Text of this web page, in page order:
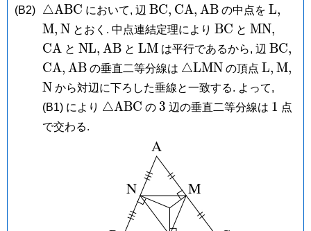
(B2)
\triangle\mathrm{ABC}
△ABC において, 辺 \mathrm{BC},
BC, \mathrm{CA},
CA, \mathrm{AB}
AB の中点を
L,
L,
M, \mathrm
N
N とおく. 中点連結定理により \mathrm{BC}
BC と MN,
CA と \mathrm{NL},
NL, \mathrm{AB}
AB と \mathrm{LM}
LM は平行であるから, 辺 BC,
CA, \mathrm{AB}
AB の垂直二等分線は △LMN の頂点
L,
L, M,
N から対辺に下ろした垂線と一致する. よって,
(B1) により \triangle\mathrm{ABC}
△ABC の 3
3 辺の垂直二等分線は 1
1 点
で交わる.